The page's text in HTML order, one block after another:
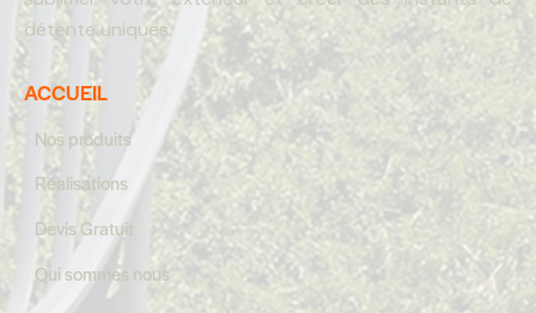
détente uniques.
ACCUEIL
Nos produits
Réalisations
Devis Gratuit
Qui sommes nous